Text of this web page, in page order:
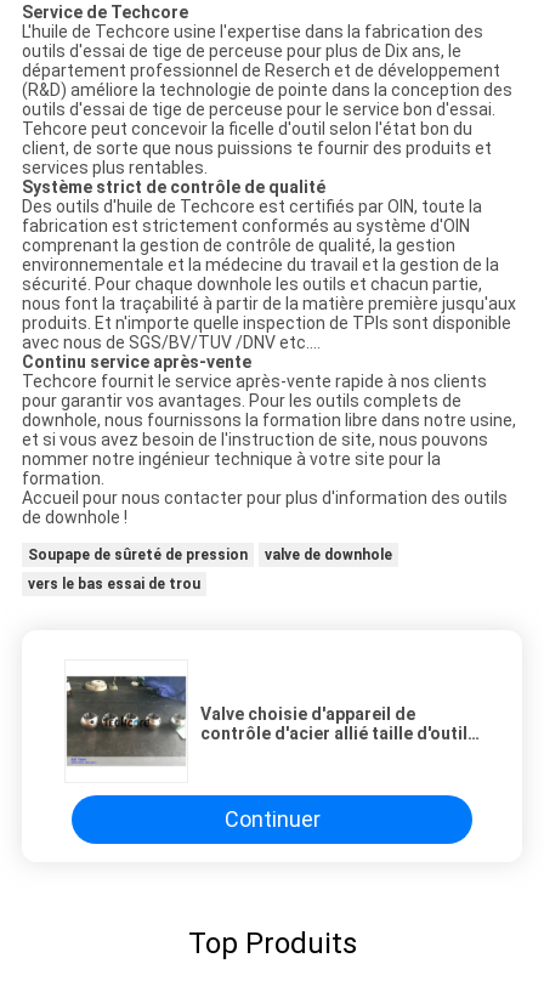
Service de Techcore
L'huile de Techcore usine l'expertise dans la fabrication des
outils d'essai de tige de perceuse pour plus de Dix ans, le
département professionnel de Reserch et de développement
(R&D) améliore la technologie de pointe dans la conception des
outils d'essai de tige de perceuse pour le service bon d'essai.
Tehcore peut concevoir la ficelle d'outil selon l'état bon du
client, de sorte que nous puissions te fournir des produits et
services plus rentables.
Système strict de contrôle de qualité
Des outils d'huile de Techcore est certifiés par OIN, toute la
fabrication est strictement conformés au système d'OIN
comprenant la gestion de contrôle de qualité, la gestion
environnementale et la médecine du travail et la gestion de la
sécurité. Pour chaque downhole les outils et chacun partie,
nous font la traçabilité à partir de la matière première jusqu'aux
produits. Et n'importe quelle inspection de TPIs sont disponible
avec nous de SGS/BV/TUV /DNV etc….
Continu service après-vente
Techcore fournit le service après-vente rapide à nos clients
pour garantir vos avantages. Pour les outils complets de
downhole, nous fournissons la formation libre dans notre usine,
et si vous avez besoin de l'instruction de site, nous pouvons
nommer notre ingénieur technique à votre site pour la
formation.
Accueil pour nous contacter pour plus d'information des outils
de downhole !
Soupape de sûreté de pression
valve de downhole
vers le bas essai de trou
Valve choisie d'appareil de
contrôle d'acier allié taille d'outil
d'utilisation
Continuer
Top Produits